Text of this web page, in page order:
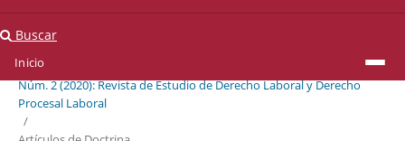
Inicio
Buscar
Inicio
Núm. 2 (2020): Revista de Estudio de Derecho Laboral y Derecho
Procesal Laboral
/